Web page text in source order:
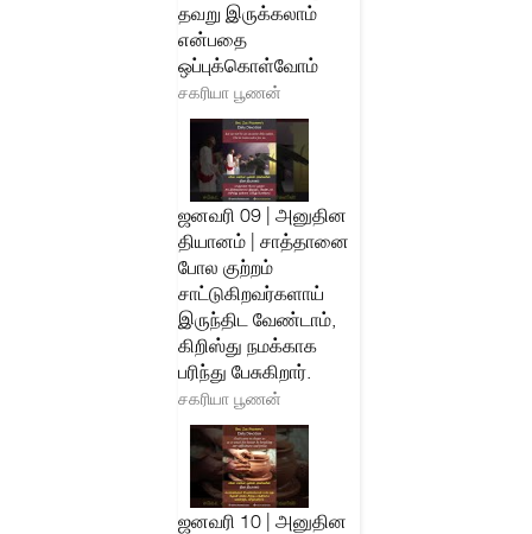
தவறு இருக்கலாம்
என்பதை
ஒப்புக்கொள்வோம்
சகரியா பூணன்
ஜனவரி 09 | அனுதின
தியானம் | சாத்தானை
போல குற்றம்
சாட்டுகிறவர்களாய்
இருந்திட வேண்டாம்,
கிறிஸ்து நமக்காக
பரிந்து பேசுகிறார்.
சகரியா பூணன்
ஜனவரி 10 | அனுதின